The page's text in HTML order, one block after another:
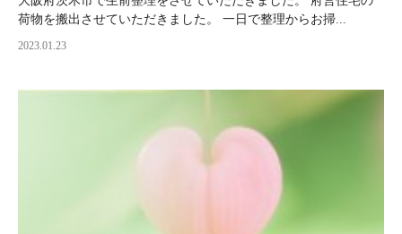
荷物を搬出させていただきました。 一日で整理からお掃...
2023.01.23